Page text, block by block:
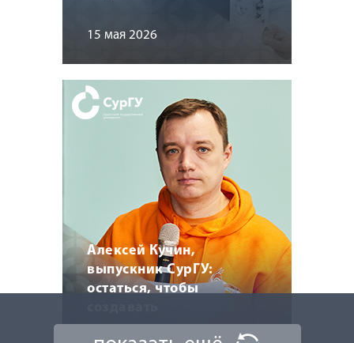
15 мая 2026
Алексей Кучин,
выпускник СурГУ:
остаться, чтобы